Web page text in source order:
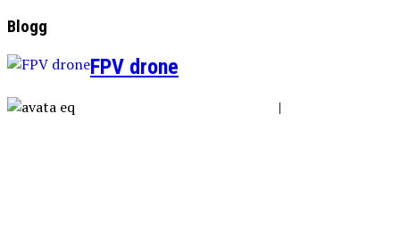
Blogg
FPV drone
|